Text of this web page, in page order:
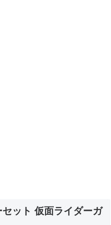
ット 仮面ライダーガ